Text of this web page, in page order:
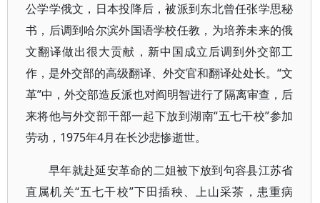
公学学俄文，日本投降后，被派到东北曾任张学思秘
书，后调到哈尔滨外国语学校任教，为培养未来的俄
文翻译做出很大贡献，新中国成立后调到外交部工
作，是外交部的高级翻译、外交官和翻译处处长。“文
革”中，外交部造反派也对阎明智进行了隔离审查，后
来将他与外交部干部一起下放到湖南“五七干校”参加
劳动，1975年4月在长沙悲惨逝世。
早年就赴延安革命的二姐被下放到句容县江苏省
直属机关“五七干校”下田插秧、上山采茶，患重病